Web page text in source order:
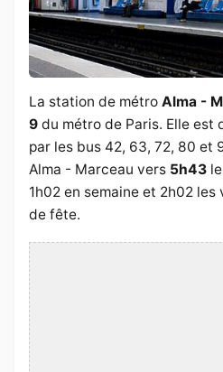
La station de métro Alma -
9 du métro de Paris. Elle est
par les bus 42, 63, 72, 80 et
Alma - Marceau vers 5h43
1h02 en semaine et 2h02
de fête.